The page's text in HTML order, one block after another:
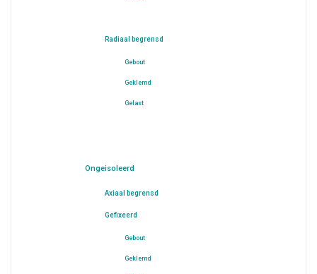
Radiaal begrensd
Gebout
Geklemd
Gelast
Ongeisoleerd
Axiaal begrensd
Gefixeerd
Gebout
Geklemd